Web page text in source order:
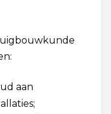
aan